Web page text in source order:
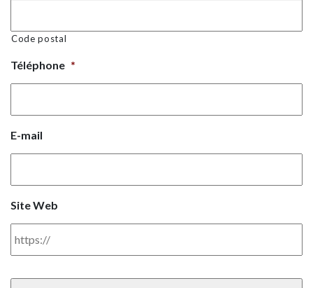
Code postal
Téléphone *
E-mail
Site Web